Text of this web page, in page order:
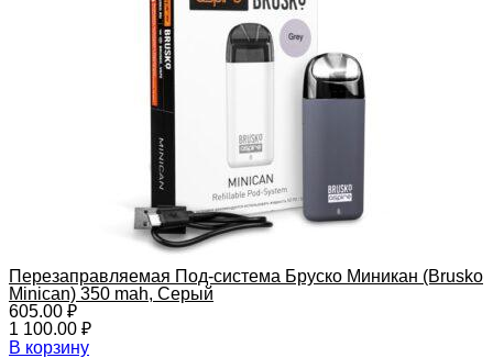
Перезаправляемая Под-система Бруско Миникан (Brusko
Minican) 350 mah, Серый
605.00 ₽
1 100.00 ₽
В корзину